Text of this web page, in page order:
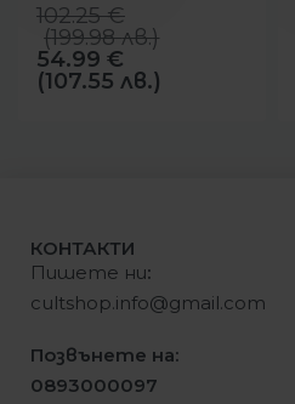
102.25€
(199.98лв.)
54.99 €
(107.55 лв.)
КОНТАКТИ
Пишете ни:
cultshop.info@gmail.com
Позвънете на:
0893000097